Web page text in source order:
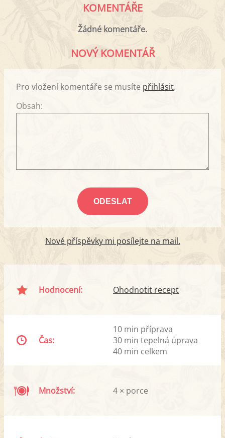
KOMENTÁŘE
Žádné komentáře.
NOVÝ KOMENTÁŘ
Pro vložení komentáře se musíte přihlásit.
Obsah:
Nové příspěvky mi posílejte na mail.
Hodnocení: Ohodnotit recept
Čas:
10 min příprava
30 min tepelná úprava
40 min celkem
Množství: 4 × porce